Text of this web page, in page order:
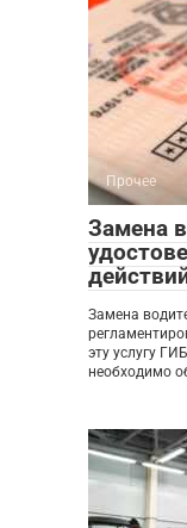
Прочее
Замена
Замена
эту услугу
необходимо